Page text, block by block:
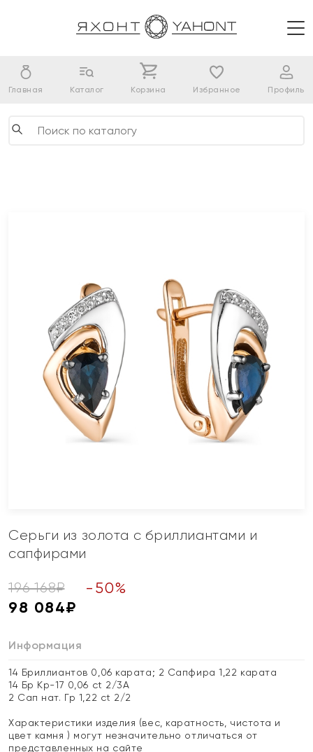
Главная Каталог Корзина Избранное Профиль
Серьги из золота с бриллиантами и
сапфирами
196 168₽ - 50%
98 084₽
Информация
14 Бриллиантов 0,06 карата; 2 Сапфира 1,22 карата
14 Бр Кр-17 0,06 ct 2/3А
2 Сап нат. Гр 1,22 ct 2/2
Характеристики изделия (вес, каратность, чистота и
цвет камня ) могут незначительно отличаться от
представленных на сайте